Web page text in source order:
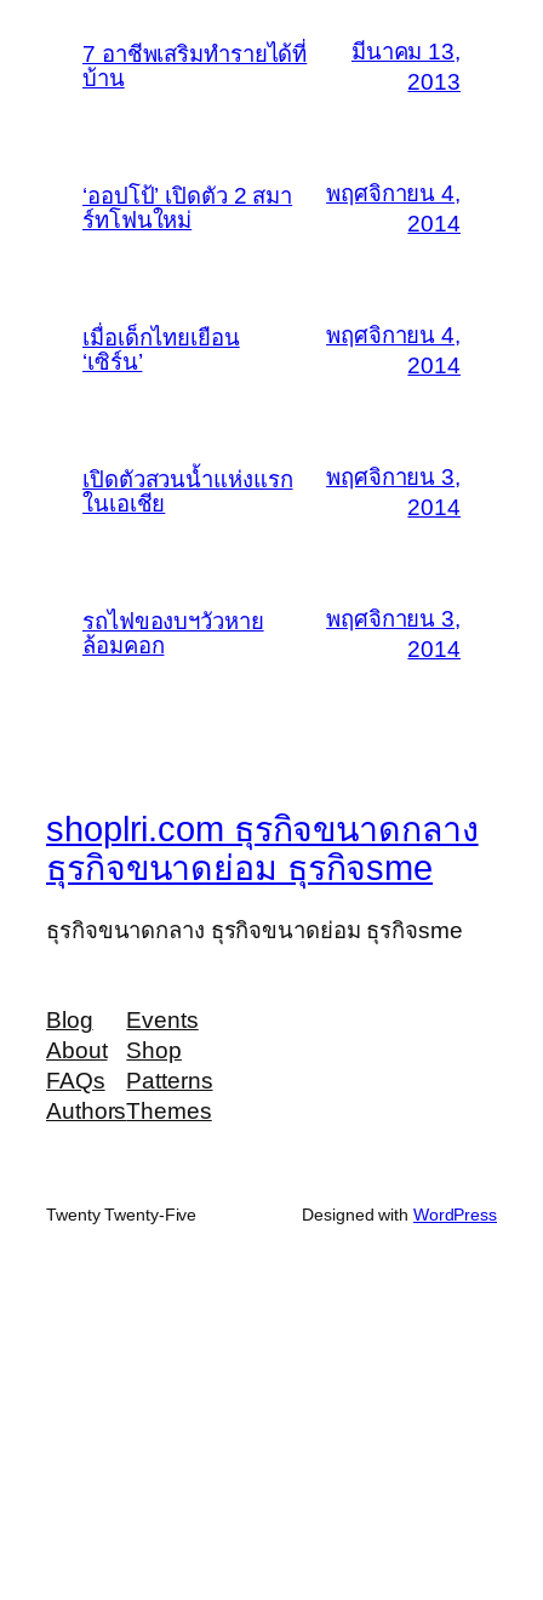
7 อาชีพเสริมทำรายได้ที่
บ้าน
มีนาคม 13,
2013
‘ออปโป้’ เปิดตัว 2 สมา
ร์ทโฟนใหม่
พฤศจิกายน 4,
2014
เมื่อเด็กไทยเยือน
‘เซิร์น’
พฤศจิกายน 4,
2014
เปิดตัวสวนน้ำแห่งแรก
ในเอเชีย
พฤศจิกายน 3,
2014
รถไฟของบฯวัวหาย
ล้อมคอก
พฤศจิกายน 3,
2014
shoplri.com ธุรกิจขนาดกลาง
ธุรกิจขนาดย่อม ธุรกิจsme
ธุรกิจขนาดกลาง ธุรกิจขนาดย่อม ธุรกิจsme
Blog
About
FAQs
Authors
Events
Shop
Patterns
Themes
Twenty Twenty-Five Designed with WordPress